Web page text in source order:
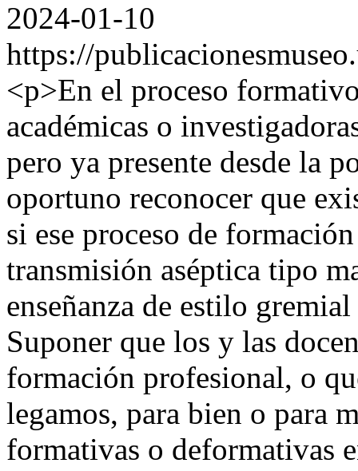
2024-01-10
https://
<p>En el proceso
académicas o
pero ya presente desde la
oportuno reconocer que
si ese proceso de
transmisión aséptica tipo
enseñanza de estilo
Suponer que los y las
formación profesional, o
legamos, para bien o para
formativas o deformativas